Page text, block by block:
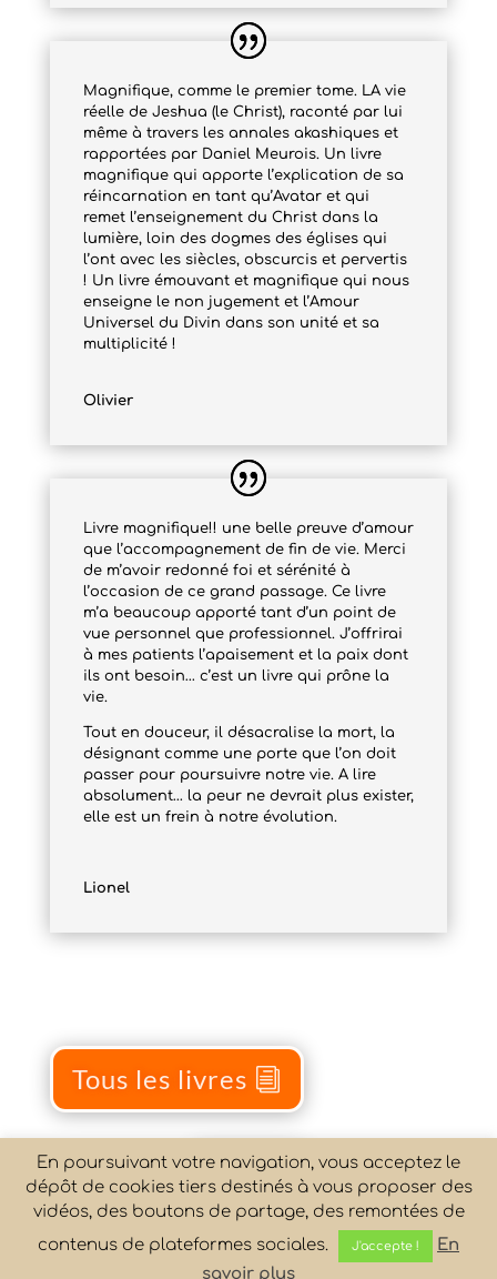
Magnifique, comme le premier tome. LA vie
réelle de Jeshua (le Christ), raconté par lui
même à travers les annales akashiques et
rapportées par Daniel Meurois. Un livre
magnifique qui apporte l’explication de sa
réincarnation en tant qu’Avatar et qui
remet l’enseignement du Christ dans la
lumière, loin des dogmes des églises qui
l’ont avec les siècles, obscurcis et pervertis
! Un livre émouvant et magnifique qui nous
enseigne le non jugement et l’Amour
Universel du Divin dans son unité et sa
multiplicité !
Olivier
Livre magnifique!! une belle preuve d’amour
que l’accompagnement de fin de vie. Merci
de m’avoir redonné foi et sérénité à
l’occasion de ce grand passage. Ce livre
m’a beaucoup apporté tant d’un point de
vue personnel que professionnel. J’offrirai
à mes patients l’apaisement et la paix dont
ils ont besoin… c’est un livre qui prône la
vie.
Tout en douceur, il désacralise la mort, la
désignant comme une porte que l’on doit
passer pour poursuivre notre vie. A lire
absolument… la peur ne devrait plus exister,
elle est un frein à notre évolution.
Lionel
Tous les livres
Acheter
En poursuivant votre navigation, vous acceptez le
dépôt de cookies tiers destinés à vous proposer des
vidéos, des boutons de partage, des remontées de
contenus de plateformes sociales.
J'accepte !
En
savoir plus